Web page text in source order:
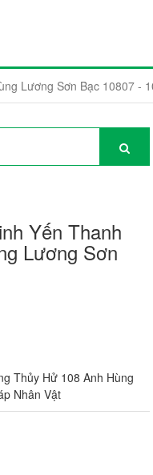
Lương Sơn Bạc 10807 -
Yến Thanh
Lương Sơn
Thủy Hử 108 Anh Hùng
Nhân Vật